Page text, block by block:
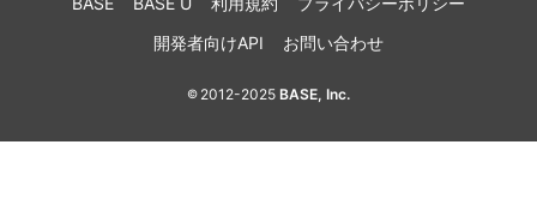
開発者向けAPI
お問い合わせ
© 2012-2025BASE, Inc.